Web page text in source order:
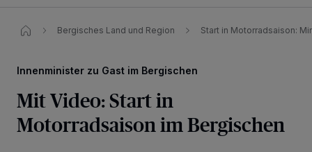
Bergisches Land und Region Start in Motorradsaison:
Innenminister zu Gast im Bergischen
Mit Video: Start in
Motorradsaison im Bergischen